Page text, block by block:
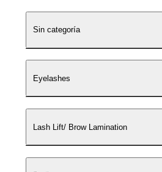
Sin categoría
Eyelashes
Lash Lift/ Brow Lamination